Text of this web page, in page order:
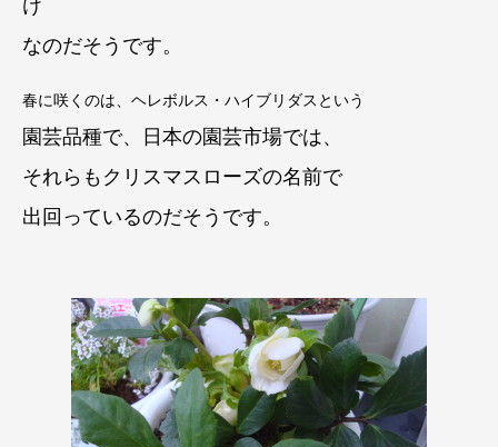
け
なのだそうです。
春に咲くのは、ヘレボルス・ハイブリダスという
園芸品種で、日本の園芸市場では、
それらもクリスマスローズの名前で
出回っているのだそうです。